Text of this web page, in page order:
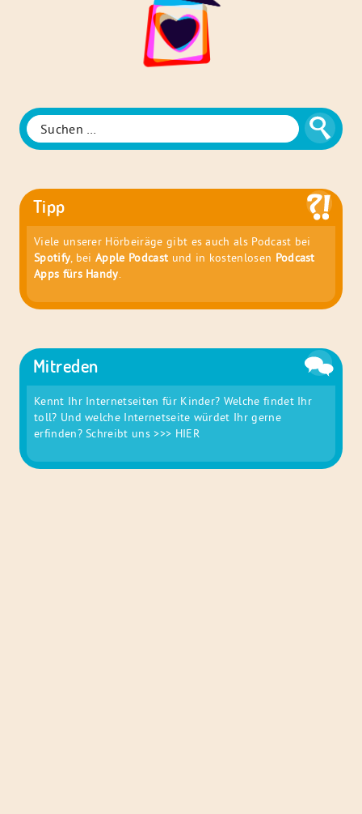
Suche
Suchen
nach:
Tipp
Viele unserer Hörbeiräge gibt es auch als Podcast bei
Spotify, beiApple Podcast und in kostenlosen Podcast
Apps fürs Handy.
Mitreden
Kennt Ihr Internetseiten für Kinder? Welche findet Ihr
toll? Und welche Internetseite würdet Ihr gerne
erfinden? Schreibt uns>>> HIER